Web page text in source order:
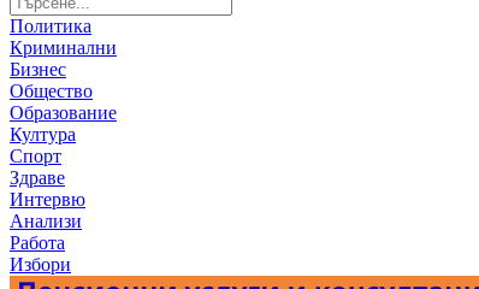
Политика
Криминални
Бизнес
Общество
Образование
Култура
Спорт
Здраве
Интервю
Анализи
Работа
Избори